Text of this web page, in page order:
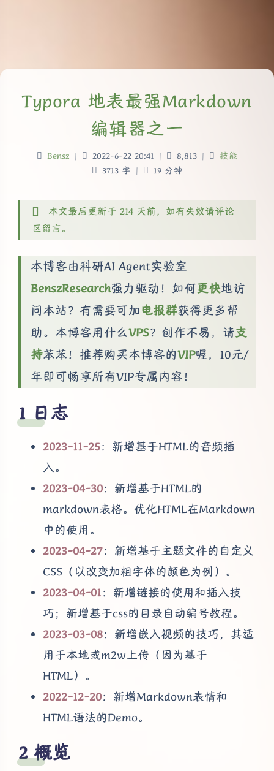
Typora 地表最强Markdown
编辑器之一
Bensz | 2022-6-22 20:41 | 8,813 |
技能
3713 字 | 19 分钟
本文最后更新于 214 天前，如有失效请评论
区留言。
本博客由科研AI Agent实验室
BenszResearch强力驱动！如何更快地访
问本站？有需要可加电报群获得更多帮
助。本博客用什么VPS？创作不易，请支
持苯苯！推荐购买本博客的VIP喔，10元/
年即可畅享所有VIP专属内容！
日志
2023-11-25：新增基于HTML的音频插
入。
2023-04-30：新增基于HTML的
markdown表格。优化HTML在Markdown
中的使用。
2023-04-27：新增基于主题文件的自定义
CSS（以改变加粗字体的颜色为例）。
2023-04-01：新增链接的使用和插入技
巧；新增基于css的目录自动编号教程。
2023-03-08：新增嵌入视频的技巧，其适
用于本地或m2w上传（因为基于
HTML）。
2022-12-20：新增Markdown表情和
HTML语法的Demo。
概览